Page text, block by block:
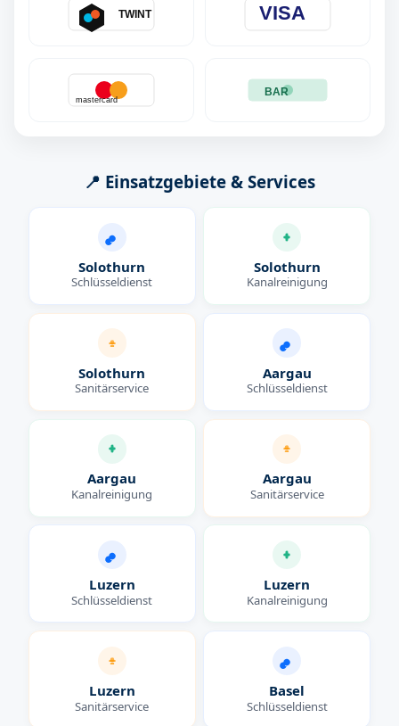
TWINT VISA
mastercard
BAR
📍 Einsatzgebiete & Services
Solothurn
Schlüsseldienst
Solothurn
Kanalreinigung
Solothurn
Sanitärservice
Aargau
Schlüsseldienst
Aargau
Kanalreinigung
Aargau
Sanitärservice
Luzern
Schlüsseldienst
Luzern
Kanalreinigung
Luzern
Sanitärservice
Basel
Schlüsseldienst